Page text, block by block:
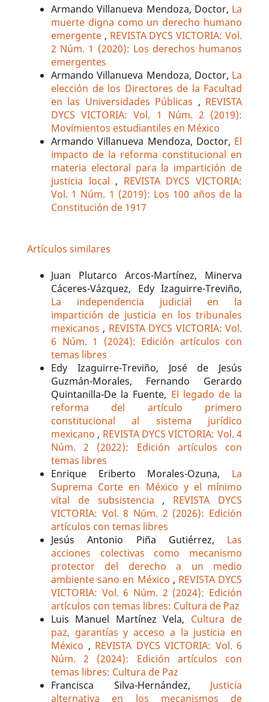
Armando Villanueva Mendoza, Doctor, La
muerte digna como un derecho humano
emergente , REVISTA DYCS VICTORIA: Vol.
2 Núm. 1 (2020): Los derechos humanos
emergentes
Armando Villanueva Mendoza, Doctor, La
elección de los Directores de la Facultad
en las Universidades Públicas , REVISTA
DYCS VICTORIA: Vol. 1 Núm. 2 (2019):
Movimientos estudiantiles en México
Armando Villanueva Mendoza, Doctor, El
impacto de la reforma constitucional en
materia electoral para la impartición de
justicia local , REVISTA DYCS VICTORIA:
Vol. 1 Núm. 1 (2019): Los 100 años de la
Constitución de 1917
Artículos similares
Juan Plutarco Arcos-Martínez, Minerva
Cáceres-Vázquez, Edy Izaguirre-Treviño,
La independencia judicial en la
impartición de justicia en los tribunales
mexicanos , REVISTA DYCS VICTORIA: Vol.
6 Núm. 1 (2024): Edición artículos con
temas libres
Edy Izaguirre-Treviño, José de Jesús
Guzmán-Morales, Fernando Gerardo
Quintanilla-De la Fuente, El legado de la
reforma del artículo primero
constitucional al sistema jurídico
mexicano , REVISTA DYCS VICTORIA: Vol. 4
Núm. 2 (2022): Edición artículos con
temas libres
Enrique Eriberto Morales-Ozuna, La
Suprema Corte en México y el mínimo
vital de subsistencia , REVISTA DYCS
VICTORIA: Vol. 8 Núm. 2 (2026): Edición
artículos con temas libres
Jesús Antonio Piña Gutiérrez, Las
acciones colectivas como mecanismo
protector del derecho a un medio
ambiente sano en México , REVISTA DYCS
VICTORIA: Vol. 6 Núm. 2 (2024): Edición
artículos con temas libres: Cultura de Paz
Luis Manuel Martínez Vela, Cultura de
paz, garantías y acceso a la justicia en
México , REVISTA DYCS VICTORIA: Vol. 6
Núm. 2 (2024): Edición artículos con
temas libres: Cultura de Paz
Francisca Silva-Hernández, Justicia
alternativa en los mecanismos de